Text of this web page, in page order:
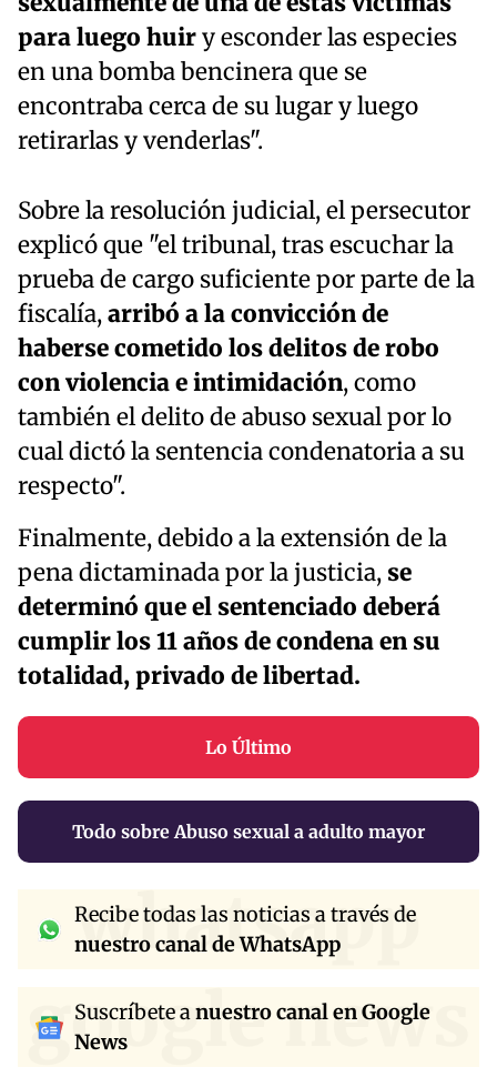
para luego huiry esconder las especies
en una bomba bencinera que se
encontraba cerca de su lugar y luego
retirarlas y venderlas".
Sobre la resolución judicial, el persecutor
explicó que "el tribunal, tras escuchar la
prueba de cargo suficiente por parte de la
fiscalía,arribó a la convicción de
haberse cometido los delitos de robo
con violencia e intimidación, como
también el delito de abuso sexual por lo
cual dictó la sentencia condenatoria a su
respecto".
Finalmente, debido a la extensión de la
pena dictaminada por la justicia, se
determinó que el sentenciado deberá
cumplir los 11 años de condena en su
totalidad, privado de libertad.
Lo Último
Todo sobre Abuso sexual a adulto mayor
whatsapp
Recibe todas las noticias a través de
nuestro canal de WhatsApp
google news
Suscríbete anuestro canal en Google
News